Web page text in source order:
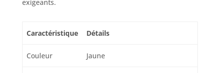
exigeants.
Caractéristique Détails
Couleur Jaune